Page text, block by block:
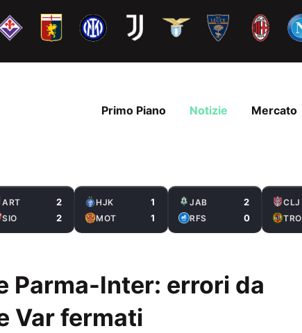
Primo Piano Notizie Mercato
ART 2
SIO 2
HJK 1
MOT 1
JAB 2
RFS 0
CLJ
TRO
Parma-Inter: errori da
Var fermati